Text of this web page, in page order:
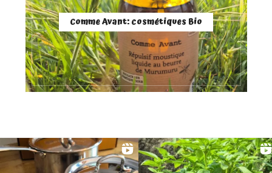
Comme Avant: cosmétiques Bio